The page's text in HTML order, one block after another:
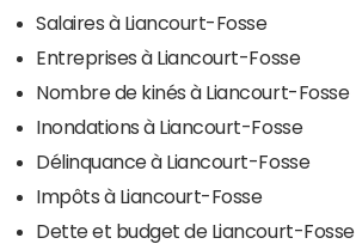
Salaires à Liancourt-Fosse
Entreprises à Liancourt-Fosse
Nombre de kinés à Liancourt-Fosse
Inondations à Liancourt-Fosse
Délinquance à Liancourt-Fosse
Impôts à Liancourt-Fosse
Dette et budget de Liancourt-Fosse